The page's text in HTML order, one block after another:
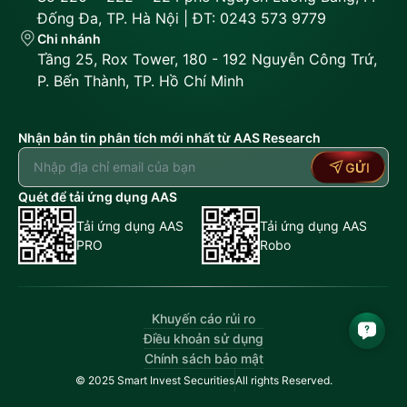
Đống Đa, TP. Hà Nội | ĐT: 0243 573 9779
Chi nhánh
Tầng 25, Rox Tower, 180 - 192 Nguyễn Công Trứ,
P. Bến Thành, TP. Hồ Chí Minh
Nhận bản tin phân tích mới nhất từ AAS Research
GỬI
Quét để tải ứng dụng AAS
Tải ứng dụng AAS
PRO
Tải ứng dụng AAS
Robo
Khuyến cáo rủi ro
Điều khoản sử dụng
Chính sách bảo mật
© 2025 Smart Invest SecuritiesAll rights Reserved.